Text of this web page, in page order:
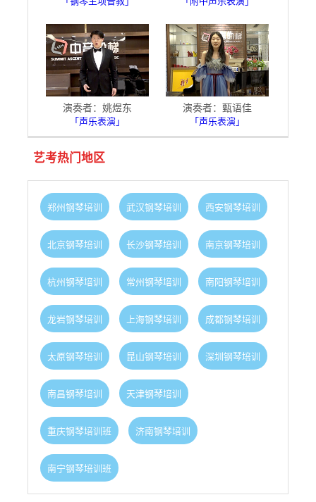
演奏者：姚煜东
「声乐表演」
演奏者：甄语佳
「声乐表演」
艺考热门地区
郑州钢琴培训 武汉钢琴培训 西安钢琴培训
北京钢琴培训 长沙钢琴培训 南京钢琴培训
杭州钢琴培训 常州钢琴培训 南阳钢琴培训
龙岩钢琴培训 上海钢琴培训 成都钢琴培训
太原钢琴培训 昆山钢琴培训 深圳钢琴培训
南昌钢琴培训 天津钢琴培训
重庆钢琴培训班 济南钢琴培训
南宁钢琴培训班